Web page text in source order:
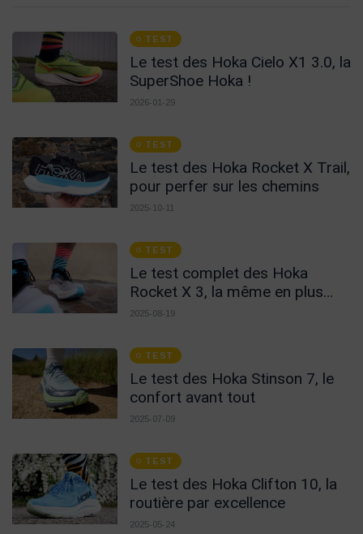
TEST
Le test des Hoka Cielo X1 3.0, la
SuperShoe Hoka !
2026-01-29
TEST
Le test des Hoka Rocket X Trail,
pour perfer sur les chemins
2025-10-11
TEST
Le test complet des Hoka
Rocket X 3, la même en plus
stable !
2025-08-19
TEST
Le test des Hoka Stinson 7, le
confort avant tout
2025-07-09
TEST
Le test des Hoka Clifton 10, la
routière par excellence
2025-05-24